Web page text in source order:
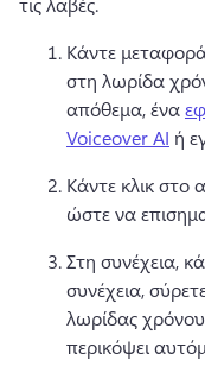
Κάντε
στη λωρίδα
απόθεμα, ένα
Voiceover AI ή
Κάντε κλικ στο
ώστε να
Στη συνέχεια,
συνέχεια,
λωρίδας
περικόψει